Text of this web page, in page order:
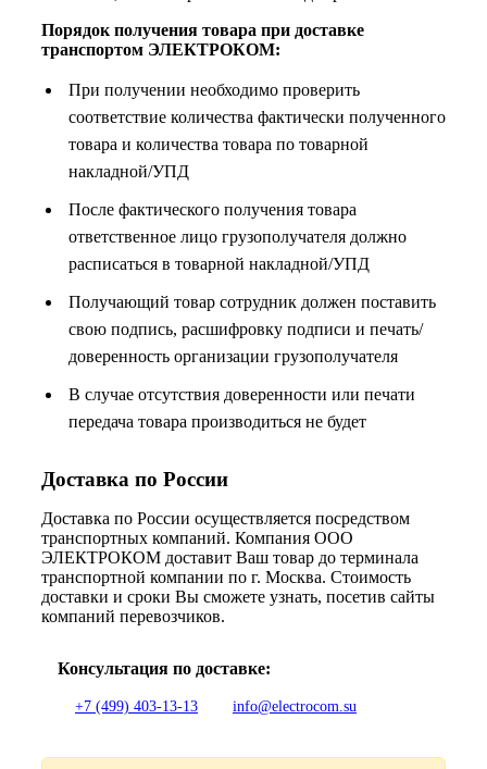
Порядок получения товара при доставке
транспортом ЭЛЕКТРОКОМ:
При получении необходимо проверить
соответствие количества фактически полученного
товара и количества товара по товарной
накладной/УПД
После фактического получения товара
ответственное лицо грузополучателя должно
расписаться в товарной накладной/УПД
Получающий товар сотрудник должен поставить
свою подпись, расшифровку подписи и печать/
доверенность организации грузополучателя
В случае отсутствия доверенности или печати
передача товара производиться не будет
Доставка по России
Доставка по России осуществляется посредством
транспортных компаний. Компания ООО
ЭЛЕКТРОКОМ доставит Ваш товар до терминала
транспортной компании по г. Москва. Стоимость
доставки и сроки Вы сможете узнать, посетив сайты
компаний перевозчиков.
Консультация по доставке:
+7 (499) 403-13-13 info@electrocom.su